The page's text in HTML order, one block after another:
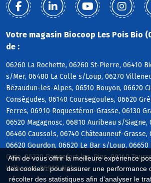
Afin de vous offrir la meilleure expérience
des cookies : pour assurer une performance
récolter des statistiques afin d'analyser le
Votre magasin Biocoop Les Pois Bio
de :
06260 La Rochette, 06260 St-Pierre, 06410
s/Mer, 06480 La Colle s/Loup, 06270
Bézaudun-les-Alpes, 06510 Bouyon, 06620
Conségudes, 06140 Coursegoules, 06620
Ferres, 06910 Roquestéron-Grasse, 06130
06520 Magagnosc, 06810 Auribeau s/Siagne,
06460 Caussols, 06740 Châteauneuf-Grasse,
06620 Gourdon, 06620 Le Bar s/Loup, 06650
Opio, 06330 Roquefort-les-Pins, 06140
Valbonne, 06910 Aiglun